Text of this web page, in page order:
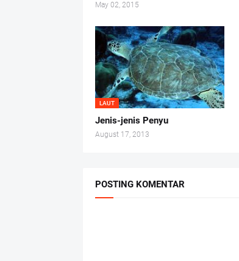
May 02, 2015
LAUT
Jenis-jenis Penyu
August 17, 2013
POSTING KOMENTAR